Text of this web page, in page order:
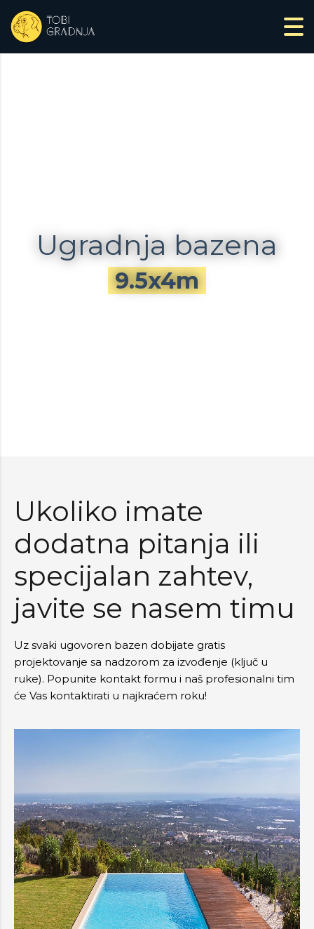
Ugradnja bazena
9.5x4m
Ukoliko imate
dodatna pitanja ili
specijalan zahtev,
javite se nasem timu
Uz svaki ugovoren bazen dobijate gratis
projektovanje sa nadzorom za izvođenje (ključ u
ruke). Popunite kontakt formu i naš profesionalni tim
će Vas kontaktirati u najkraćem roku!